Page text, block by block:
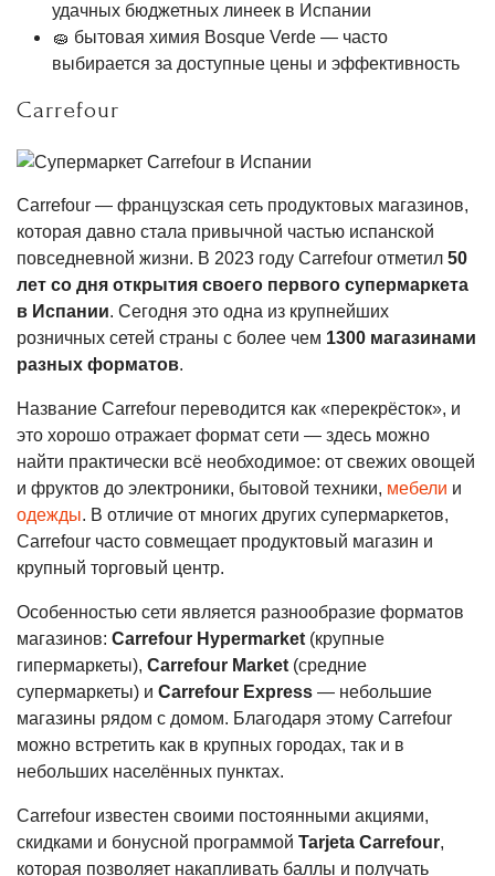
удачных бюджетных линеек в Испании
🧽 бытовая химия Bosque Verde — часто
выбирается за доступные цены и эффективность
Carrefour
Carrefour — французская сеть продуктовых магазинов,
которая давно стала привычной частью испанской
повседневной жизни. В 2023 году Carrefour отметил 50
лет со дня открытия своего первого супермаркета
в Испании. Сегодня это одна из крупнейших
розничных сетей страны с более чем 1300 магазинами
разных форматов.
Название Carrefour переводится как «перекрёсток», и
это хорошо отражает формат сети — здесь можно
найти практически всё необходимое: от свежих овощей
и фруктов до электроники, бытовой техники, мебели и
одежды. В отличие от многих других супермаркетов,
Carrefour часто совмещает продуктовый магазин и
крупный торговый центр.
Особенностью сети является разнообразие форматов
магазинов: Carrefour Hypermarket (крупные
гипермаркеты), Carrefour Market (средние
супермаркеты) и Carrefour Express — небольшие
магазины рядом с домом. Благодаря этому Carrefour
можно встретить как в крупных городах, так и в
небольших населённых пунктах.
Carrefour известен своими постоянными акциями,
скидками и бонусной программой Tarjeta Carrefour,
которая позволяет накапливать баллы и получать